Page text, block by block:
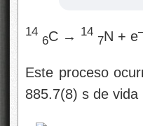
14
6C → 14
7N + e
Este proceso
885.7(8) s de vida